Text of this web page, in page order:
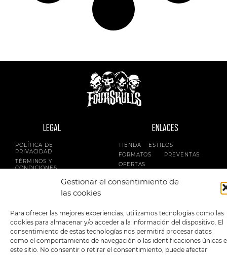
Gestionar el consentimiento de
las cookies
Para ofrecer las mejores experiencias, utilizamos tecnologías como las
cookies para almacenar y/o acceder a la información del dispositivo. El
consentimiento de estas tecnologías nos permitirá procesar datos
como el comportamiento de navegación o las identificaciones únicas
este sitio. No consentir o retirar el consentimiento, puede afectar
LEGAL
POLÍTICA DE
PRIVACIDAD
TÉRMINOS Y
CONDICIONES
POLÍTICA DE COOKIES
ENLACES
TIENDA
ESTILOS
FORMATOS
PREVENTAS
OFERTAS
FOUR SKULLS
SIGUENOS EN: METODOS DE PAGO: